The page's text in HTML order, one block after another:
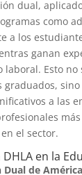
dual,
como
a los
ganan
Esto no
a las
el sector.
en la
Dual de